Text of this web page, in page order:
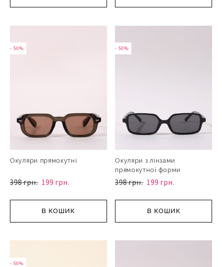
- 50%
Окуляри прямокутні
398 грн. 199 грн.
В КОШИК
- 50%
Окуляри з лінзами
прямокутної форми
398 грн. 199 грн.
В КОШИК
- 50%